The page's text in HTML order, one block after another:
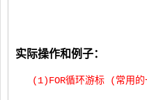
实际操作和例子：
(1)FOR循环游标 (常用的